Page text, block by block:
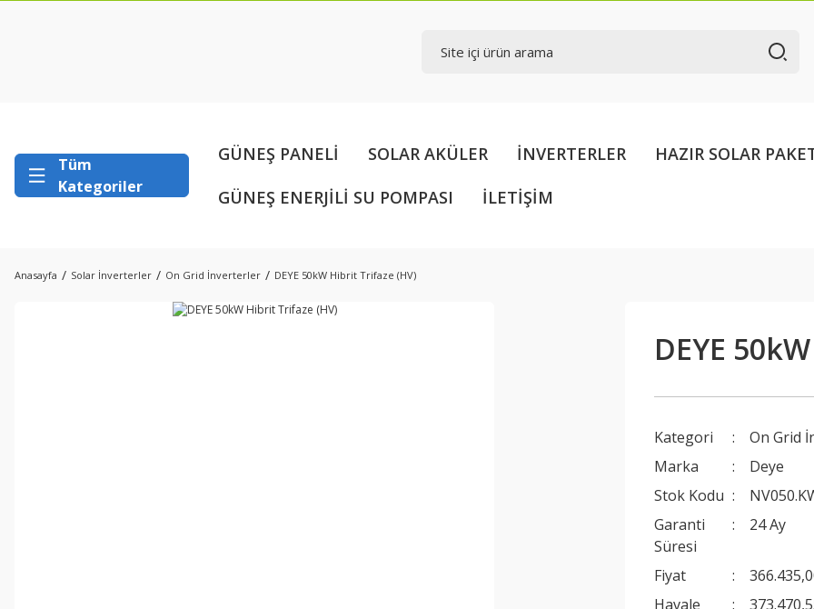
Tüm
Kategoriler
GÜNEŞ PANELİ SOLAR AKÜLER İNVERTERLER
HAZIR SOLAR
GÜNEŞ ENERJİLİ SU POMPASI
İLETİŞİM
Anasayfa Solar İnverterler On Grid İnverterler DEYE 50kW Hibrit Trifaze (HV)
DEYE
Kategori
On Grid
Marka
Deye
Stok Kodu
Garanti
Süresi
24 Ay
Fiyat
Havale